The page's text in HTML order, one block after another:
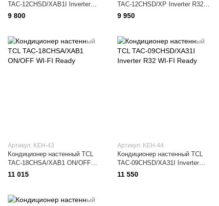
TAC-12CHSD/XAB1I Inverter
R32 WI-FI Ready
9 800
TAC-12CHSD/XP Inverter R32
WI-FI Ready
9 950
Артикул: KEH-43
Кондиционер настенный TCL
TAC-18CHSA/XAB1 ON/OFF
WI-FI Ready
11 015
Артикул: KEH-44
Кондиционер настенный TCL
TAC-09CHSD/XA31I Inverter
R32 WI-FI Ready
11 550